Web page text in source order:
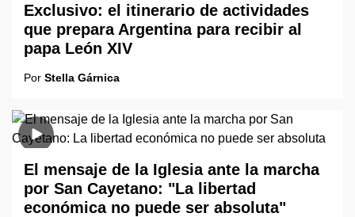
Exclusivo: el itinerario de actividades
que prepara Argentina para recibir al
papa León XIV
Por Stella Gárnica
El mensaje de la Iglesia ante la marcha
por San Cayetano: "La libertad
económica no puede ser absoluta"